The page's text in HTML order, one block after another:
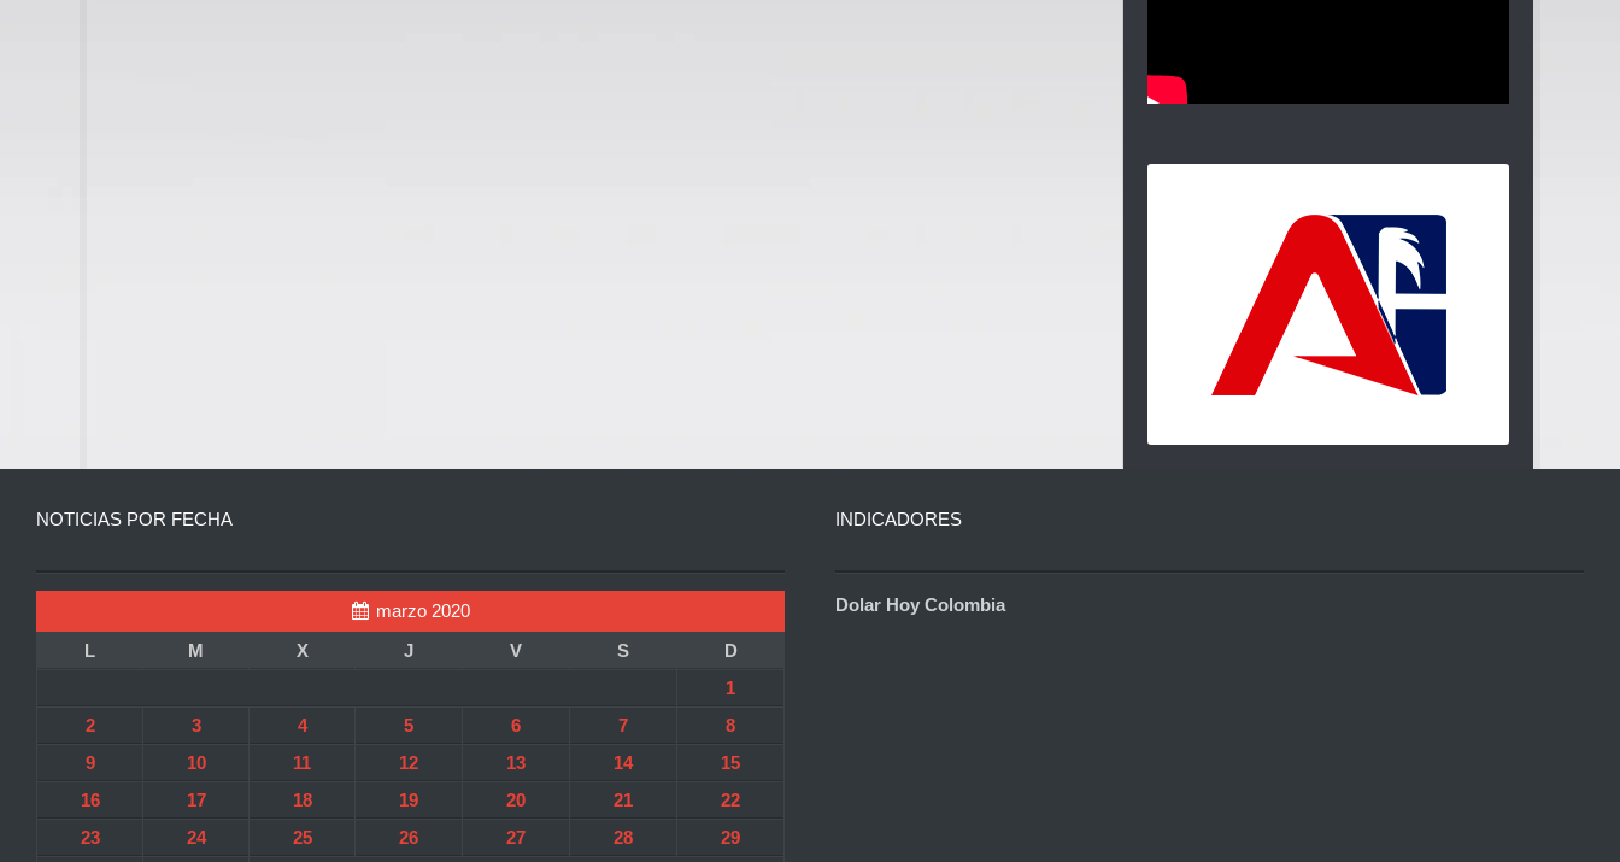
NOTICIAS POR FECHA
marzo 2020
L
M X J V S
D
1
2
3 4 5 6 7
8
9
10 11 12 13 14
15
16
17 18 19 20 21
22
23
24 25 26 27 28 29
INDICADORES
Dolar Hoy Colombia